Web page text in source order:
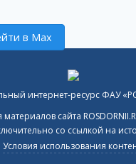
интернет-ресурс ФАУ
сайта
со ссылкой на
Условия использования
в Max